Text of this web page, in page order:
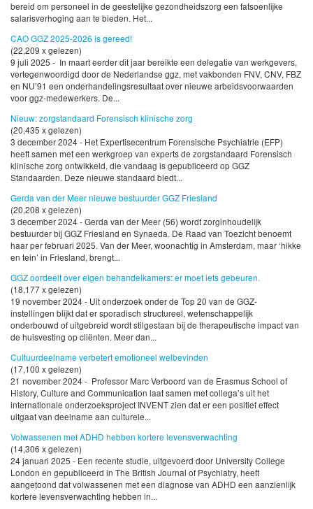
bereid om personeel in de geestelijke gezondheidszorg een fatsoenlijke
salarisverhoging aan te bieden. Het...
CAO GGZ 2025-2026 is gereed!
(22,209 x gelezen)
9 juli 2025 - In maart eerder dit jaar bereikte een delegatie van werkgevers,
vertegenwoordigd door de Nederlandse ggz, met vakbonden FNV, CNV, FBZ
en NU’91 een onderhandelingsresultaat over nieuwe arbeidsvoorwaarden
voor ggz-medewerkers. De...
Nieuw: zorgstandaard Forensisch klinische zorg
(20,435 x gelezen)
3 december 2024 - Het Expertisecentrum Forensische Psychiatrie (EFP)
heeft samen met een werkgroep van experts de zorgstandaard Forensisch
klinische zorg ontwikkeld, die vandaag is gepubliceerd op GGZ
Standaarden. Deze nieuwe standaard biedt...
Gerda van der Meer nieuwe bestuurder GGZ Friesland
(20,208 x gelezen)
3 december 2024 - Gerda van der Meer (56) wordt zorginhoudelijk
bestuurder bij GGZ Friesland en Synaeda. De Raad van Toezicht benoemt
haar per februari 2025. Van der Meer, woonachtig in Amsterdam, maar ‘hikke
en tein’ in Friesland, brengt...
GGZ oordeelt over eigen behandelkamers: er moet iets gebeuren.
(18,177 x gelezen)
19 november 2024 - Uit onderzoek onder de Top 20 van de GGZ-
instellingen blijkt dat er sporadisch structureel, wetenschappelijk
onderbouwd of uitgebreid wordt stilgestaan bij de therapeutische impact van
de huisvesting op cliënten. Meer dan...
Cultuurdeelname verbetert emotioneel welbevinden
(17,100 x gelezen)
21 november 2024 - Professor Marc Verboord van de Erasmus School of
History, Culture and Communication laat samen met collega’s uit het
internationale onderzoeksproject INVENT zien dat er een positief effect
uitgaat van deelname aan culturele...
Volwassenen met ADHD hebben kortere levensverwachting
(14,306 x gelezen)
24 januari 2025 - Een recente studie, uitgevoerd door University College
London en gepubliceerd in The British Journal of Psychiatry, heeft
aangetoond dat volwassenen met een diagnose van ADHD een aanzienlijk
kortere levensverwachting hebben in...